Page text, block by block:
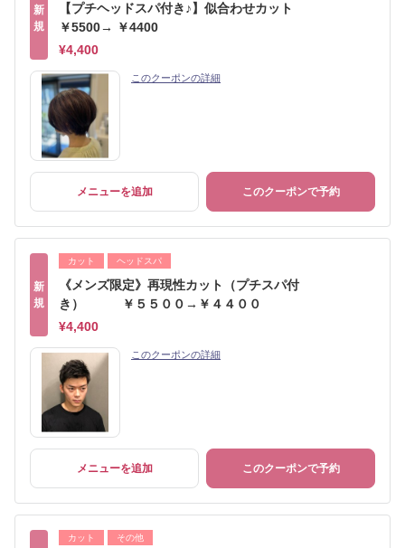
新
規
【プチヘッドスパ付き♪】似合わせカット
￥5500→ ￥4400
¥4,400
このクーポンの詳細
メニューを追加 このクーポンで予約
新
規
カット ヘッドスパ
《メンズ限定》再現性カット（プチスパ付
き） ￥５５００→￥４４００
¥4,400
このクーポンの詳細
メニューを追加 このクーポンで予約
カット その他